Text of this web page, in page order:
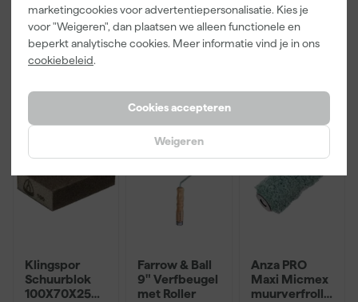
marketingcookies voor advertentiepersonalisatie. Kies je
voor "Weigeren", dan plaatsen we alleen functionele en
beperkt analytische cookies. Meer informatie vind je in ons
cookiebeleid.
Cookies accepteren
Weigeren
6,00
3,99
incl. BTW
22,00 3,99
Klingspor
Schuurblok
100X70X25m
Farrow & Ball
9" Verfbeugel
met Roller
Anza PRO
Maxi Micmex
muurverfrolle